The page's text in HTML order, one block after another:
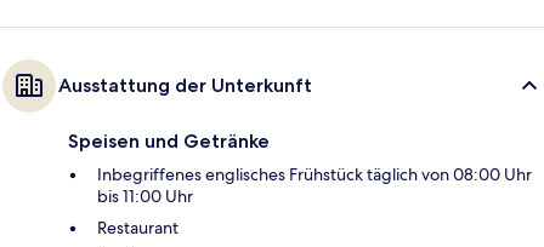
Ausstattung der Unterkunft
Speisen und Getränke
Inbegriffenes englisches Frühstück täglich von 08:00 Uhr
bis 11:00 Uhr
Restaurant